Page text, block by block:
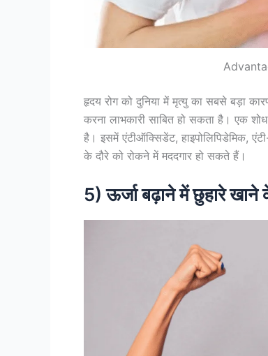
हृदय रोग को दुनिया में मृत्यु का सबसे बड़ा
करना लाभकारी साबित हो सकता है। एक
है। इसमें एंटीऑक्सिडेंट, हाइपोलिपिडेमिक,
के दौरे को रोकने में मददगार हो सकते हैं।
5) ऊर्जा बढ़ाने में छुहारे खाने